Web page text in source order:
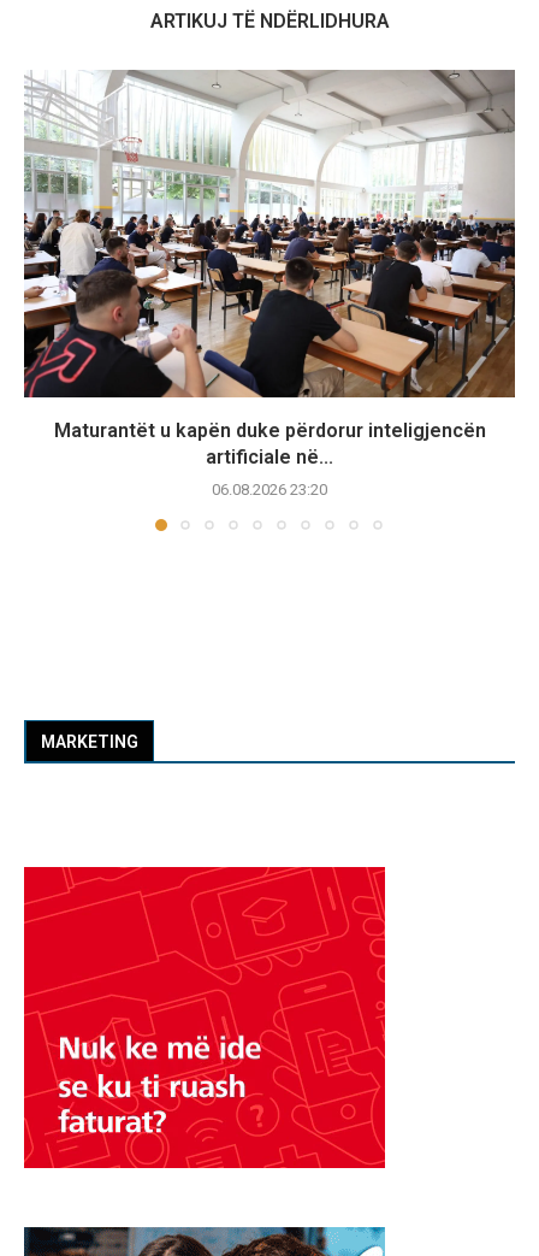
ARTIKUJ TË NDËRLIDHURA
Maturantët u kapën duke përdorur inteligjencën
artificiale në...
06.08.2026 23:20
MARKETING